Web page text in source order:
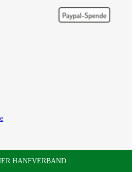
HANFVERBAND |